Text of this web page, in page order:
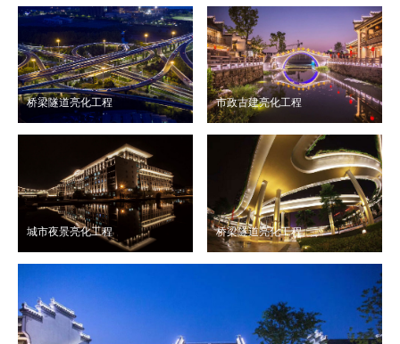
桥梁隧道亮化工程 市政古建亮化工程
城市夜景亮化工程 桥梁隧道亮化工程